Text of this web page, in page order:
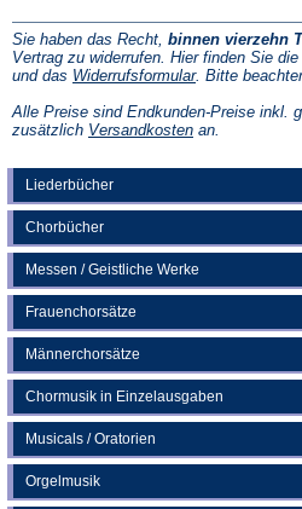
Liederbücher
Chorbücher
Messen / Geistliche Werke
Frauenchorsätze
Männerchorsätze
Chormusik in Einzelausgaben
Musicals / Oratorien
Orgelmusik
Sie haben das Recht, binnen vierzehn
Vertrag zu widerrufen. Hier finden Sie die
und das Widerrufsformular(Öffnet
einem
neuen
. Bitte
Alle Preise sind Endkunden-Preise inkl.
zusätzlich Versandkosten(Öffnet
an.